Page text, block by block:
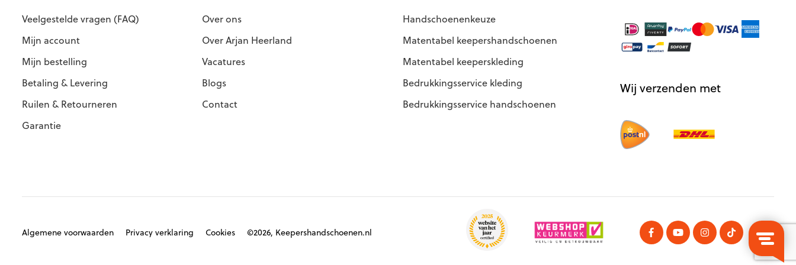
Veelgestelde vragen (FAQ)
Mijn account
Mijn bestelling
Betaling & Levering
Ruilen & Retourneren
Garantie
Over ons
Over Arjan Heerland
Vacatures
Blogs
Contact
Handschoenenkeuze
Matentabel keepershandschoenen
Matentabel keeperskleding
Bedrukkingsservice kleding
Bedrukkingsservice handschoenen
Wij verzenden met
Algemene voorwaarden Privacy verklaring Cookies ©2026, Keepershandschoenen.nl